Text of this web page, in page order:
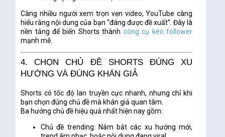
Càng nhiều người xem trọn vẹn video, YouTube càng
hiểu rằng nội dung của bạn “đáng được đề xuất”. Đây là
nền tảng để biến Shorts thành công cụ kéo follower
mạnh mẽ.
4. CHỌN CHỦ ĐỀ SHORTS ĐÚNG XU
HƯỚNG VÀ ĐÚNG KHÁN GIẢ
Shorts có tốc độ lan truyền cực nhanh, nhưng chỉ khi
bạnchọn đúng chủ đềmà khán giả quan tâm.
Ba hướng chủ đề hiệu quả nhất hiện nay gồm:
Chủ đề trending: Nắm bắt các xu hướng mới,